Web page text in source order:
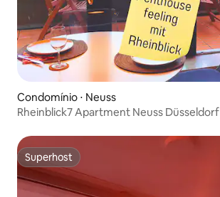
Condomínio ⋅ Neuss
Rheinblick7 Apartment Neuss Düsseldorf
Superhost
Superhost